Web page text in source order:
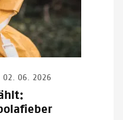
02. 06. 2026